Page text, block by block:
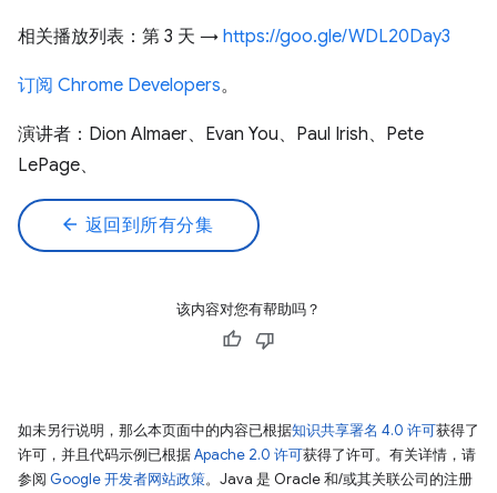
相关播放列表：第 3 天 → https://goo.gle/WDL20Day3
订阅 Chrome Developers。
演讲者：Dion Almaer、Evan You、Paul Irish、Pete
LePage、
arrow_back 返回到所有分集
该内容对您有帮助吗？
如未另行说明，那么本页面中的内容已根据知识共享署名 4.0 许可获得了
许可，并且代码示例已根据Apache 2.0 许可获得了许可。有关详情，请
参阅 Google 开发者网站政策。Java 是 Oracle 和/或其关联公司的注册